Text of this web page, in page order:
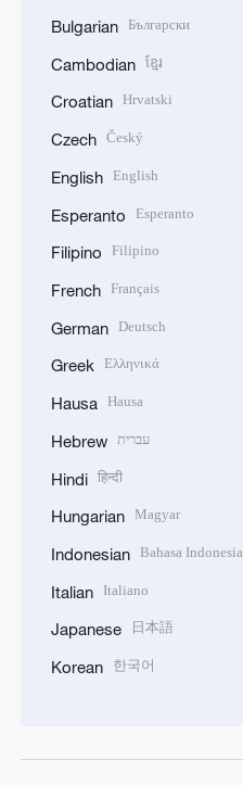
Bulgarian Български
Cambodian ខ្មែរ
Croatian Hrvatski
Czech Český
English English
Esperanto Esperanto
Filipino Filipino
French Français
German Deutsch
Greek Ελληνικά
Hausa Hausa
Hebrew עברית
Hindi हिन्दी
Hungarian Magyar
Indonesian Bahasa Indonesia
Italian Italiano
Japanese 日本語
Korean 한국어